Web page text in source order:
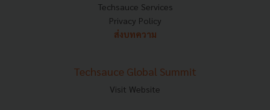
Techsauce Services
Privacy Policy
ส่งบทความ
Techsauce Global Summit
Visit Website